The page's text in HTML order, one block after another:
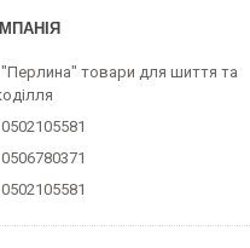
"Перлина" товари для шиття та
0502105581
0506780371
0502105581